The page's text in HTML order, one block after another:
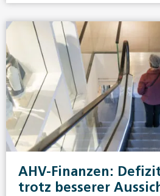
AHV-Finanzen:
trotz besserer